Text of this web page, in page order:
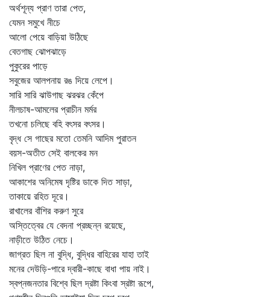
অর্থশূন্য প্রাণ তারা পেত,
যেমন সমুখে নীচে
আলো পেয়ে বাড়িয়া উঠিছে
বেতগাছ ঝোপঝাড়ে
পুকুরের পাড়ে
সবুজের আলপনায় রঙ দিয়ে লেপে।
সারি সারি ঝাউগাছ ঝরঝর কেঁপে
নীলচাষ-আমলের প্রাচীন মর্মর
তখনো চলিছে বহি বৎসর বৎসর।
বৃদ্ধ সে গাছের মতো তেমনি আদিম পুরাতন
বয়স-অতীত সেই বালকের মন
নিখিল প্রাণের পেত নাড়া,
আকাশের অনিমেষ দৃষ্টির ডাকে দিত সাড়া,
তাকায়ে রহিত দূরে।
রাখালের বাঁশির করুণ সুরে
অস্তিত্বের যে বেদনা প্রচ্ছন্ন রয়েছে,
নাড়ীতে উঠিত নেচে।
জাগ্রত ছিল না বুদ্ধি, বুদ্ধির বাহিরের যাহা তাই
মনের দেউড়ি-পারে দ্বারী-কাছে বাধা পায় নাই।
স্বপ্নজনতার বিশ্বে ছিল দ্রষ্টা কিংবা স্রষ্টা রূপে,